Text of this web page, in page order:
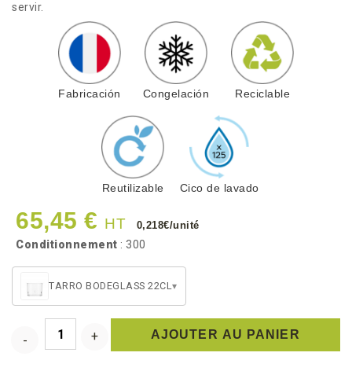
servir.
Fabricación Congelación Reciclable
Reutilizable Cico de lavado
65,45 € HT 0,218€/unité
Conditionnement : 300
TARRO BODEGLASS 22CL▾
AJOUTER AU PANIER